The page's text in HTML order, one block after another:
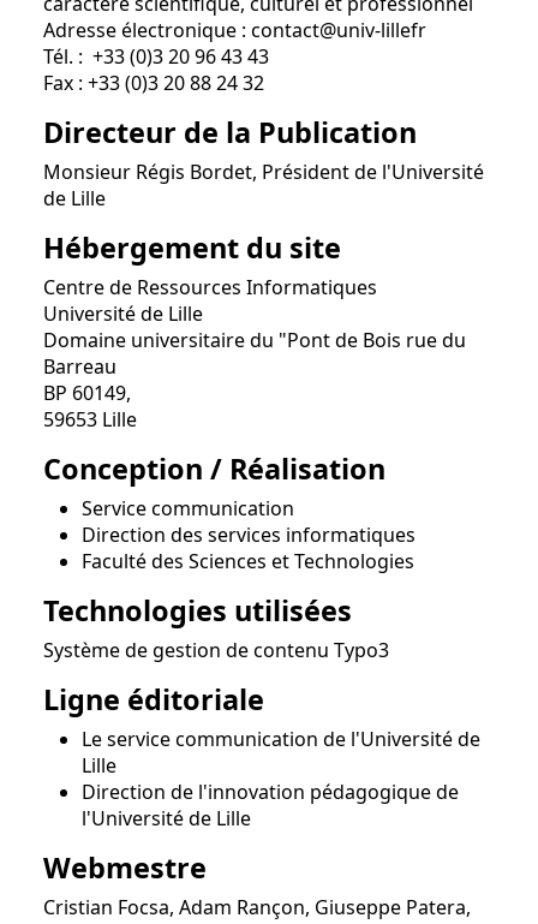
Adresse électronique : contact@univ-lillefr
Tél. : +33 (0)3 20 96 43 43
Fax : +33 (0)3 20 88 24 32
Directeur de la Publication
Monsieur Régis Bordet, Président de l'Université
de Lille
Hébergement du site
Centre de Ressources Informatiques
Université de Lille
Domaine universitaire du "Pont de Bois rue du
Barreau
BP 60149,
59653 Lille
Conception / Réalisation
Service communication
Direction des services informatiques
Faculté des Sciences et Technologies
Technologies utilisées
Système de gestion de contenu Typo3
Ligne éditoriale
Le service communication de l'Université de
Lille
Direction de l'innovation pédagogique de
l'Université de Lille
Webmestre
Cristian Focsa, Adam Rançon, Giuseppe Patera,